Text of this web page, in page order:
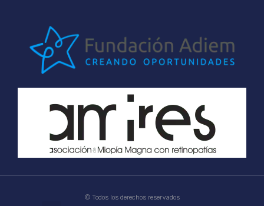
© Todos los derechos reservados